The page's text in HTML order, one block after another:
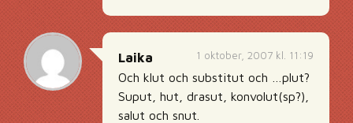
1 oktober, 2007 kl. 11:19
Laika
Och klut och substitut och …plut?
Suput, hut, drasut, konvolut(sp?),
salut och snut.